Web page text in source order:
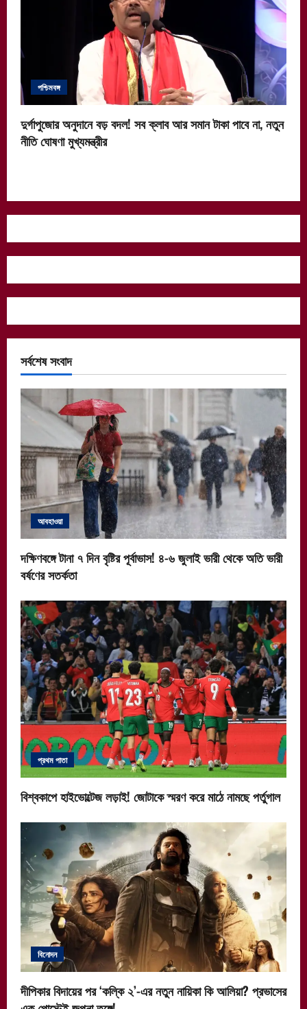
পশ্চিমবঙ্গ
দুর্গাপুজোর অনুদানে বড় বদল! সব ক্লাব আর সমান টাকা পাবে না, নতুন
নীতি ঘোষণা মুখ্যমন্ত্রীর
সর্বশেষ সংবাদ
আবহাওয়া
দক্ষিণবঙ্গে টানা ৭ দিন বৃষ্টির পূর্বাভাস! ৪-৬ জুলাই ভারী থেকে অতি ভারী
বর্ষণের সতর্কতা
প্রথম পাতা
বিশ্বকাপে হাইভোল্টেজ লড়াই! জোটাকে স্মরণ করে মাঠে নামছে পর্তুগাল
বিনোদন
দীপিকার বিদায়ের পর ‘কল্কি ২’-এর নতুন নায়িকা কি আলিয়া? প্রভাসের